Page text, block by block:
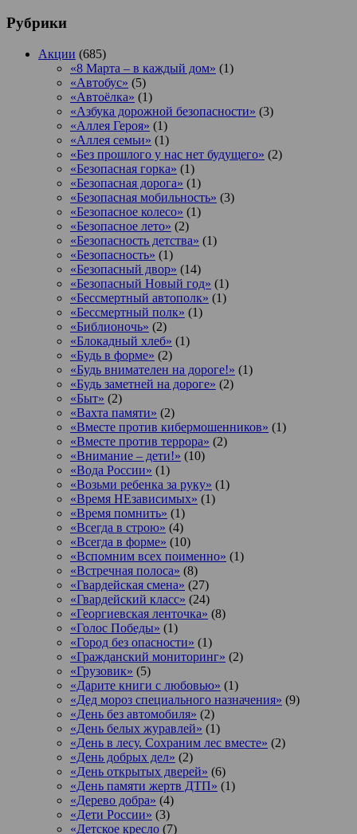
Рубрики
Акции (685)
«8 Марта – в каждый дом» (1)
«Автобус» (5)
«Автоёлка» (1)
«Азбука дорожной безопасности» (3)
«Аллея Героя» (1)
«Аллея семьи» (1)
«Без прошлого у нас нет будущего» (2)
«Безопасная горка» (1)
«Безопасная дорога» (1)
«Безопасная мобильность» (3)
«Безопасное колесо» (1)
«Безопасное лето» (2)
«Безопасность детства» (1)
«Безопасность» (1)
«Безопасный двор» (14)
«Безопасный Новый год» (1)
«Бессмертный автополк» (1)
«Бессмертный полк» (1)
«Библионочь» (2)
«Блокадный хлеб» (1)
«Будь в форме» (2)
«Будь внимателен на дороге!» (1)
«Будь заметней на дороге» (2)
«Быт» (2)
«Вахта памяти» (2)
«Вместе против кибермошенников» (1)
«Вместе против террора» (2)
«Внимание – дети!» (10)
«Вода России» (1)
«Возьми ребенка за руку» (1)
«Время НЕзависимых» (1)
«Время помнить» (1)
«Всегда в строю» (4)
«Всегда в форме» (10)
«Вспомним всех поименно» (1)
«Встречная полоса» (8)
«Гвардейская смена» (27)
«Гвардейский класс» (24)
«Георгиевская ленточка» (8)
«Голос Победы» (1)
«Город без опасности» (1)
«Гражданский мониторинг» (2)
«Грузовик» (5)
«Дарите книги с любовью» (1)
«Дед мороз специального назначения» (9)
«День без автомобиля» (2)
«День белых журавлей» (1)
«День в лесу. Сохраним лес вместе» (2)
«День добрых дел» (2)
«День открытых дверей» (6)
«День памяти жертв ДТП» (1)
«Дерево добра» (4)
«Дети России» (3)
«Детское кресло (7)